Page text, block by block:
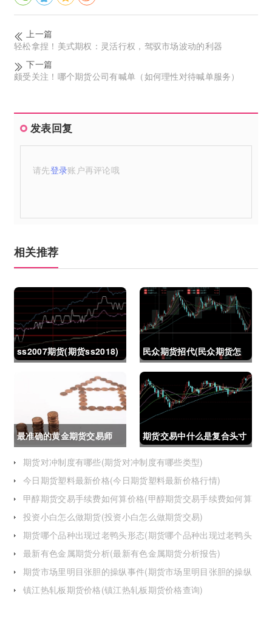
上一篇
轻松拿捏！美式期权：灵活行权，驾驭市场波动的利器
下一篇
颇受关注！哪个期货公司有喊单（如何理性对待喊单服务）
发表回复
请先登录账户再评论哦
相关推荐
ss2007期货(期货ss2018)
民众期货招代(民众期货怎
么了)
最准确的黄金期货交易师
(最准确的黄金期货交易师
是谁)
期货交易中什么是复合头寸
(期货交易中什么是复合头
寸交易)
期货对冲制度有哪些(期货对冲制度有哪些类型)
今日期货塑料最新价格(今日期货塑料最新价格行情)
甲醇期货交易手续费如何算价格(甲醇期货交易手续费如何算
价格的)
投资小白怎么做期货(投资小白怎么做期货交易)
期货哪个品种出现过老鸭头形态(期货哪个品种出现过老鸭头
形态的变化)
最新有色金属期货分析(最新有色金属期货分析报告)
期货市场里明目张胆的操纵事件(期货市场里明目张胆的操纵
事件是什么)
镇江热轧板期货价格(镇江热轧板期货价格查询)